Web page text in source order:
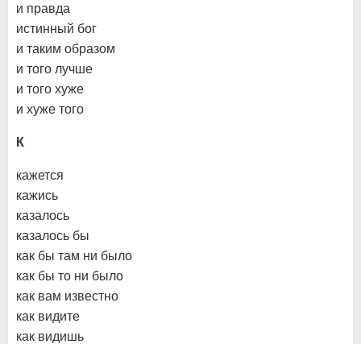
и правда
истинный бог
и таким образом
и того лучше
и того хуже
и хуже того
К
кажется
кажись
казалось
казалось бы
как бы там ни было
как бы то ни было
как вам известно
как видите
как видишь